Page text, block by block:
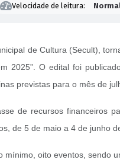
Velocidade de leitura:
de Cultura (Secult),
2025”. O edital foi
previstas para o mês de
de recursos financeiros
de 5 de maio a 4 de junho
mínimo, oito eventos, sendo